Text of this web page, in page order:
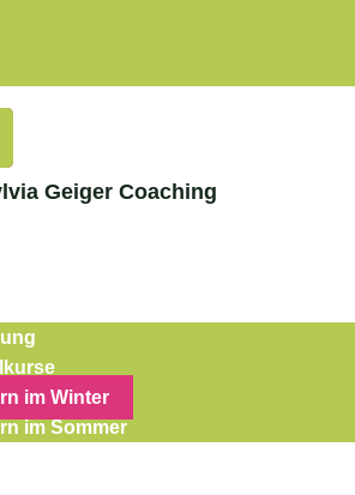
im Winter
im Sommer